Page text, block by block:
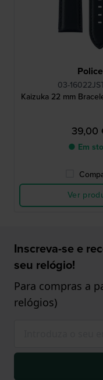
Police
03-
Kaizuka 22 mm
39,00
● Em
Ver
Inscreva-se e
seu relógio!
Para compras a
relógios)